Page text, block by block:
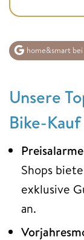
home&smart
Unsere
Bike-Kauf
Shops
exklusive
an.